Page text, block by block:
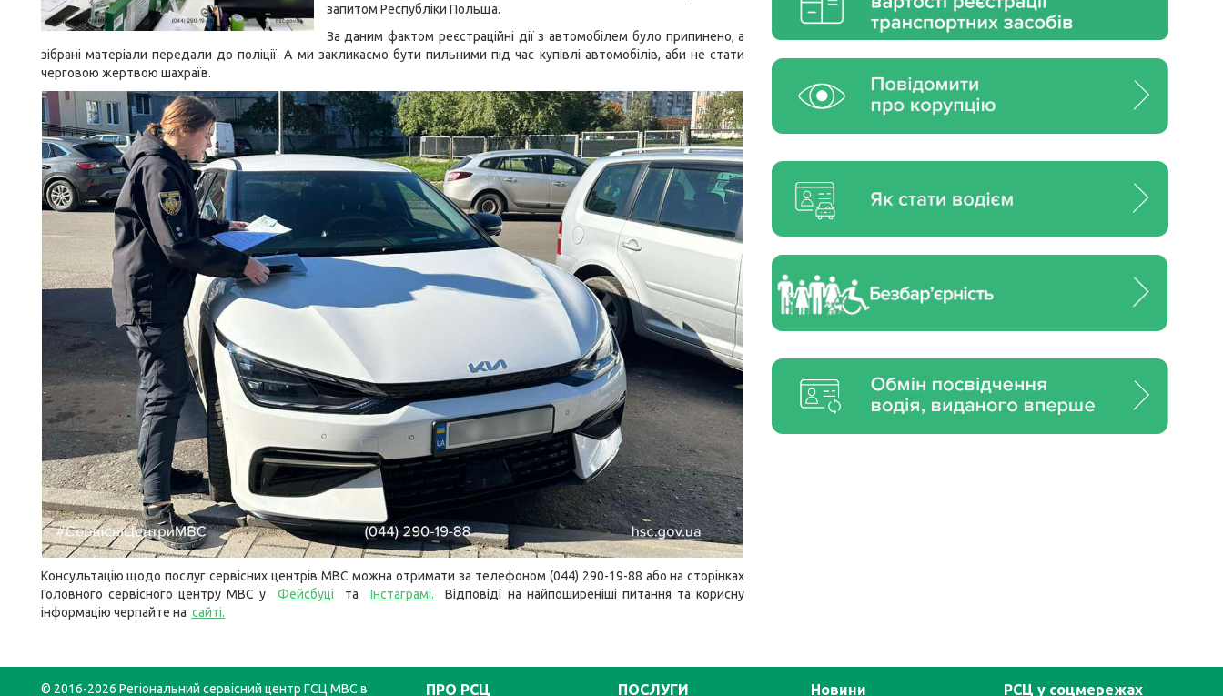
запитом Республіки Польща.
За даним фактом реєстраційні дії з автомобілем було припинено, а
зібрані матеріали передали до поліції. А ми закликаємо бути пильними під час купівлі автомобілів, аби не стати
черговою жертвою шахраїв.
Консультацію щодо послуг сервісних центрів МВС можна отримати за телефоном (044) 290-19-88 або на сторінках
Головного сервісного центру МВС у Фейсбуці та Інстаграмі. Відповіді на найпоширеніші питання та корисну
інформацію черпайте на сайті.
© 2016-2026 Регіональний сервісний центр ГСЦ МВС в ПРО РСЦ ПОСЛУГИ Новини РСЦ у соцмережах